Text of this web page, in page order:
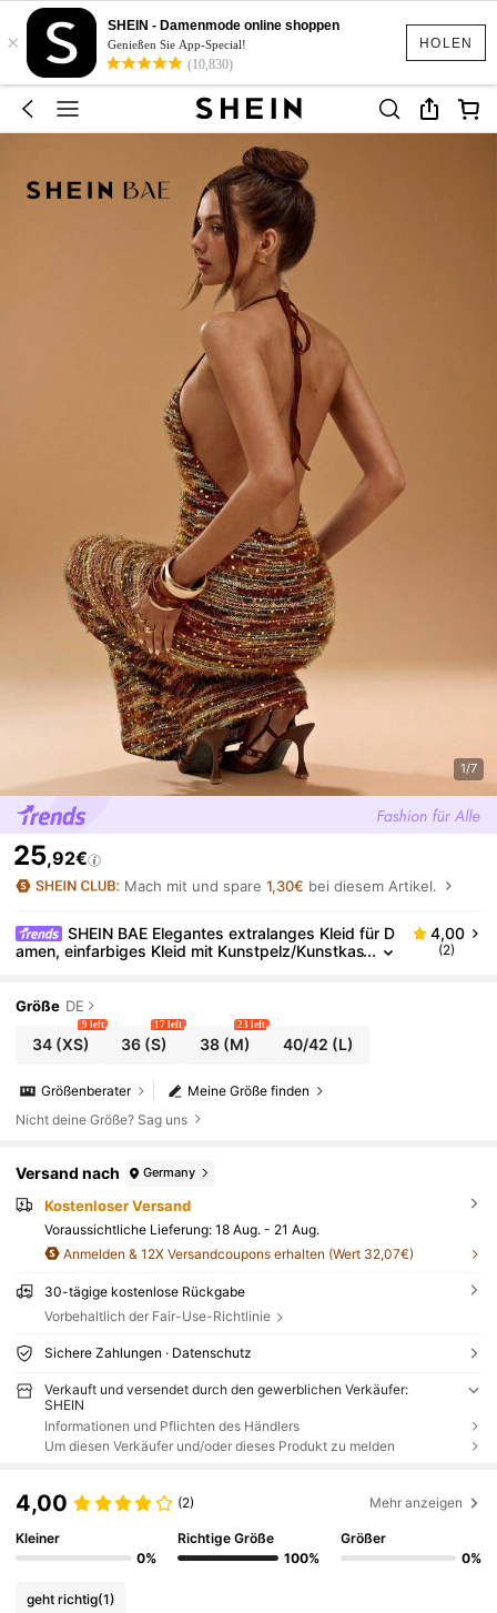
HOLEN
×
SHEIN - Damenmode online shoppen
Genießen Sie App-Special!
(10,830)
1/7
25,92€
Mach mit und spare1,30€ bei diesem Artikel.
SHEIN BAE Elegantes extralanges Kleid für D
amen, einfarbiges Kleid mit Kunstpelz/Kunstkas
4,00
(2)
Größe DE
34(XS)
9 left
36 (S)
17 left
38(M)
23 left
40/42 (L)
Meine Größe finden
Größenberater
Nicht deine Größe? Sag uns
Versand nach Germany
Kostenloser Versand
Voraussichtliche Lieferung: 18 Aug. - 21 Aug.
Anmelden & 12X Versandcoupons erhalten (Wert 32,07€)
30-tägige kostenlose Rückgabe
Vorbehaltlich der Fair-Use-Richtlinie
Sichere Zahlungen · Datenschutz
Verkauft und versendet durch den gewerblichen Verkäufer:
SHEIN
Informationen und Pflichten des Händlers
Um diesen Verkäufer und/oder dieses Produkt zu melden
4,00 (2) Mehr anzeigen
Kleiner
0%
Richtige Größe
100%
Größer
0%
geht richtig(1)